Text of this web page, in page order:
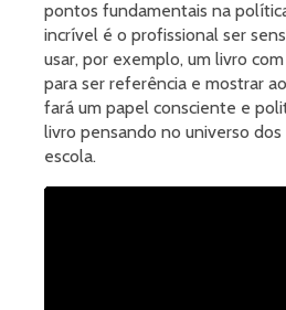
pontos fundamentais na
incrível é o profissional ser
usar, por exemplo, um livro
para ser referência e mostrar
fará um papel consciente e
livro pensando no universo
escola.